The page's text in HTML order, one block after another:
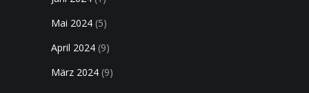
Mai 2024 (5)
April 2024 (9)
März 2024 (9)